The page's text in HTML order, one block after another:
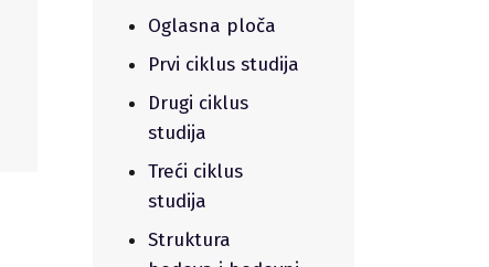
Oglasna ploča
Prvi ciklus studija
Drugi ciklus
studija
Treći ciklus
studija
Struktura